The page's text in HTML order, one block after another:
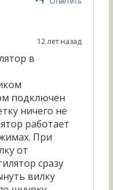
12 лет назад
в
подключен
ничего не
работает
При
от
сразу
вилку